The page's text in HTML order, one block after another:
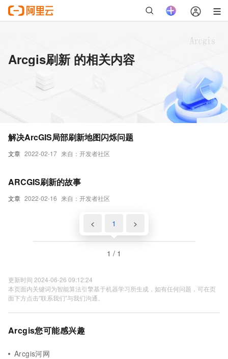
Arcgis刷新 的相关内容
文章 2022-02-17 来自：开发者社区
解决ArcGIS局部刷新地图闪烁问题
文章 2022-02-16 来自：开发者社区
ARCGIS刷新的故事
< 1 >
1 / 1
更新时间 2024-06-26 09:12:24
本页面内关键词为智能算法引擎基于机器学习所生成，如有任何问题，可在页
面下方点击"联系我们"与我们沟通。
Arcgis您可能感兴趣
Arcgis河网